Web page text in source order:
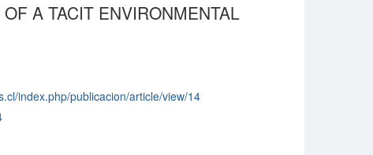
A TACIT ENVIRONMENTAL
index.php/publicacion/article/view/14